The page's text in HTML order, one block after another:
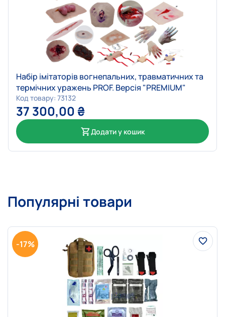
Набір імітаторів вогнепальних, травматичних та
термічних уражень PROF. Версія "PREMIUM"
Код товару: 73132
37 300,00 ₴
Додати у кошик
Популярні товари
-17%